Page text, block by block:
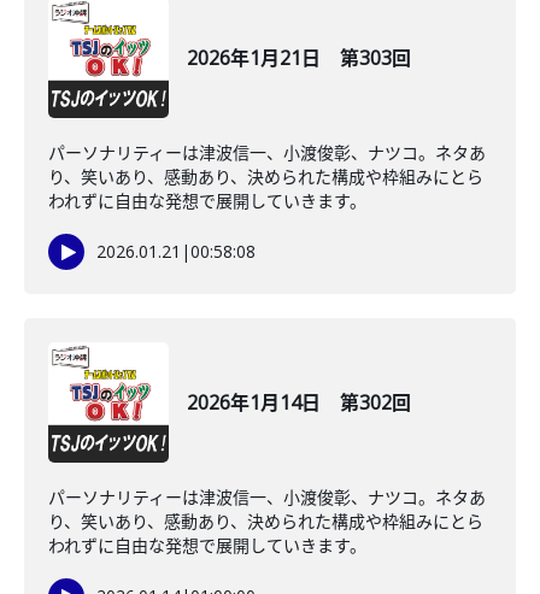
2026年1月21日 第303回
パーソナリティーは津波信一、小渡俊彰、ナツコ。ネタあ
り、笑いあり、感動あり、決められた構成や枠組みにとら
われずに自由な発想で展開していきます。
2026.01.21 |00:58:08
2026年1月14日 第302回
パーソナリティーは津波信一、小渡俊彰、ナツコ。ネタあ
り、笑いあり、感動あり、決められた構成や枠組みにとら
われずに自由な発想で展開していきます。